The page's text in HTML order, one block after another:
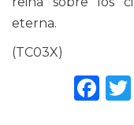
eterna.
(TC03X)